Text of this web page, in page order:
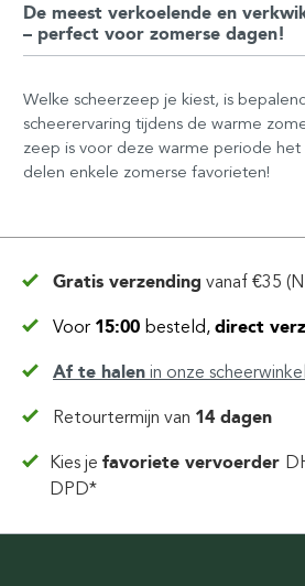
De meest verkoelende en
– perfect voor zomerse dagen!
Welke scheerzeep je kiest, is
scheerervaring tijdens de warme
zeep is voor deze warme periode het
delen enkele zomerse favorieten!
Gratis verzending vanaf €35
Voor 15:00 besteld, direct
Af te halen in onze
Retourtermijn van 14 dagen
Kies jefavoriete vervoerder
DPD*